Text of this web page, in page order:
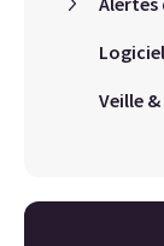
Veille